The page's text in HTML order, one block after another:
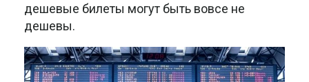
дешевые билеты могут быть вовсе не
дешевы.